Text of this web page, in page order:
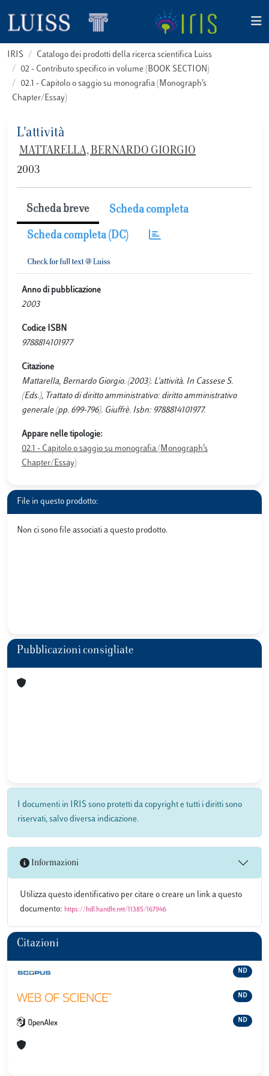
IRIS
Catalogo dei prodotti della ricerca scientifica Luiss
02 - Contributo specifico in volume (BOOK SECTION)
02.1 - Capitolo o saggio su monografia (Monograph’s
Chapter/Essay)
L'attività
MATTARELLA, BERNARDO GIORGIO
2003
Scheda breve Scheda completa
Scheda completa (DC)
Anno di pubblicazione
2003
Codice ISBN
9788814101977
Citazione
Mattarella, Bernardo Giorgio. (2003). L'attività. In Cassese S.
(Eds.), Trattato di diritto amministrativo: diritto amministrativo
generale (pp. 699-796). Giuffrè. Isbn: 9788814101977.
Appare nelle tipologie:
02.1 - Capitolo o saggio su monografia (Monograph’s
Chapter/Essay)
File in questo prodotto:
Non ci sono file associati a questo prodotto.
Pubblicazioni consigliate
I documenti in IRIS sono protetti da copyright e tutti i diritti sono
riservati, salvo diversa indicazione.
Informazioni
Utilizza questo identificativo per citare o creare un link a questo
documento: https://hdl.handle.net/11385/167946
Citazioni
ND
ND
ND